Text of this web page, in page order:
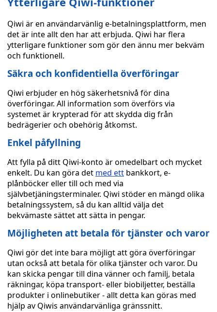
Qiwi är en användarvänlig e-betalningsplattform, men
det är inte allt den har att erbjuda. Qiwi har flera
ytterligare funktioner som gör den ännu mer bekväm
och funktionell.
Säkra och konfidentiella överföringar
Qiwi erbjuder en hög säkerhetsnivå för dina
överföringar. All information som överförs via
systemet är krypterad för att skydda dig från
bedrägerier och obehörig åtkomst.
Enkel påfyllning
Att fylla på ditt Qiwi-konto är omedelbart och mycket
enkelt. Du kan göra det med ett bankkort, e-
plånböcker eller till och med via
självbetjäningsterminaler. Qiwi stöder en mängd olika
betalningssystem, så du kan alltid välja det
bekvämaste sättet att sätta in pengar.
Möjligheten att betala för tjänster och varor
Qiwi gör det inte bara möjligt att göra överföringar
utan också att betala för olika tjänster och varor. Du
kan skicka pengar till dina vänner och familj, betala
räkningar, köpa transport- eller biobiljetter, beställa
produkter i onlinebutiker - allt detta kan göras med
hjälp av Qiwis användarvänliga gränssnitt.